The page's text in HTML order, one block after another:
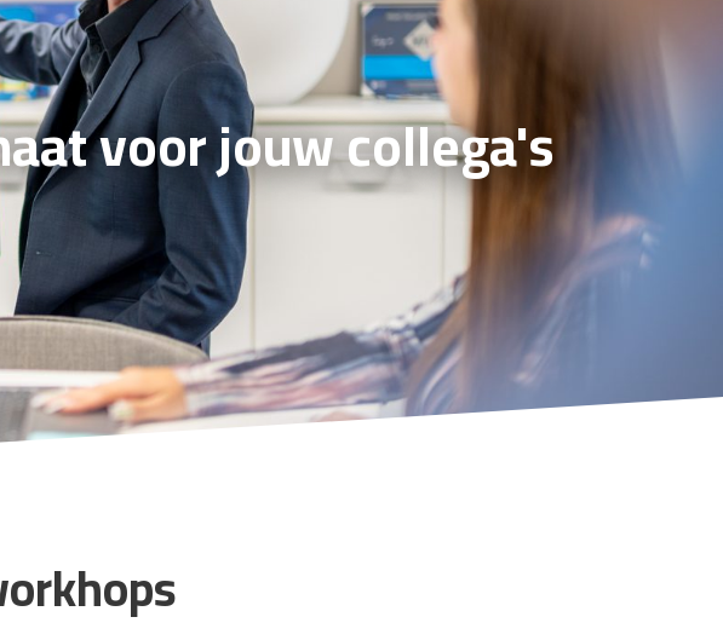
voor jouw collega's